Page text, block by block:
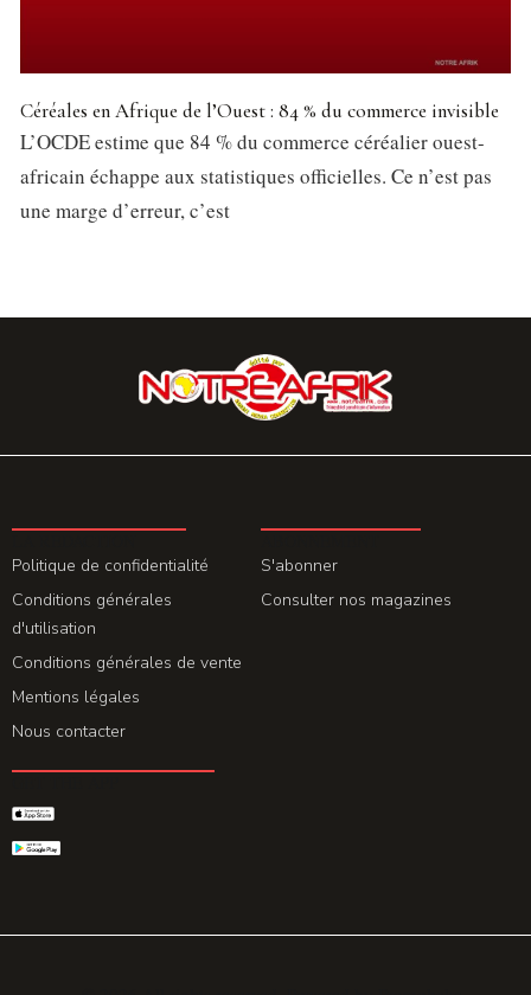
Céréales en Afrique de l’Ouest : 84 % du commerce invisible
L’OCDE estime que 84 % du commerce céréalier ouest-
africain échappe aux statistiques officielles. Ce n’est pas
une marge d’erreur, c’est
Politique de confidentialité
Conditions générales
d'utilisation
Conditions générales de vente
Mentions légales
Nous contacter
S'abonner
Consulter nos magazines